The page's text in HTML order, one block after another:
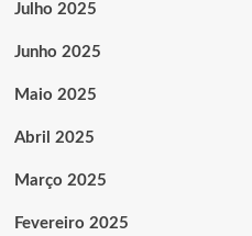
Julho 2025
Junho 2025
Maio 2025
Abril 2025
Março 2025
Fevereiro 2025